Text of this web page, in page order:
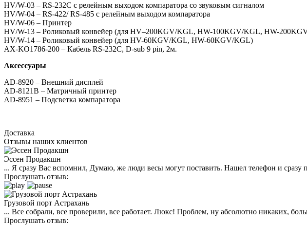
HV/W-03 – RS-232C с релейным выходом компаратора со звуковым сигналом
HV/W-04 – RS-422/ RS-485 с релейным выходом компаратора
HV/W-06 – Принтер
HV/W-13 – Роликовый конвейер (для HV–200KGV/KGL, HW-100KGV/KGL, HW-
HV/W-14 – Роликовый конвейер (для HV-60KGV/KGL, HW-60KGV/KGL)
AX-KO1786-200 – Кабель RS-232C, D-sub 9 pin, 2м.
Аксессуары
AD-8920 – Внешний дисплей
AD-8121В – Матричный принтер
AD-8951 – Подсветка компаратора
Доставка
Отзывы наших клиентов
Эссен Продакшн
... Я сразу Вас вспомнил, Думаю, же люди весы могут поставить. Нашел телефон и сразу
Прослушать отзыв:
Грузовой порт Астрахань
... Все собрали, все проверили, все работает. Люкс! Проблем, ну абсолютно никаких,
Прослушать отзыв: